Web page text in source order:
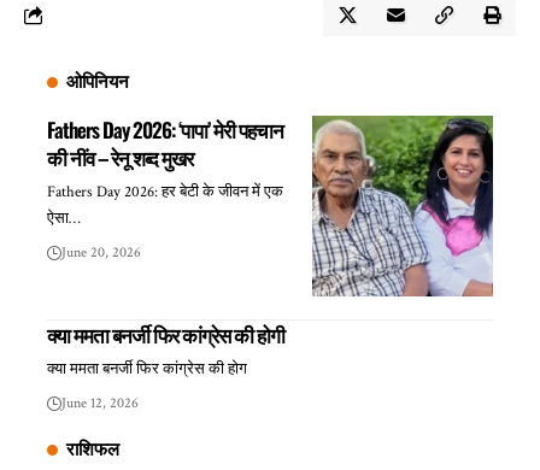
ओपिनियन
Fathers Day 2026: ‘पापा’ मेरी पहचान
की नींव – रेनू शब्द मुखर
Fathers Day 2026: हर बेटी के जीवन में एक
ऐसा…
June 20, 2026
क्या ममता बनर्जी फिर कांग्रेस की होगी
क्या ममता बनर्जी फिर कांग्रेस की होग
June 12, 2026
राशिफल